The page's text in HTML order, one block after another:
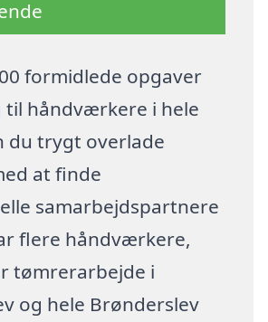
formidlede opgaver
til håndværkere i hele
du trygt overlade
at finde
samarbejdspartnere
flere håndværkere,
tømrerarbejde i
og hele Brønderslev